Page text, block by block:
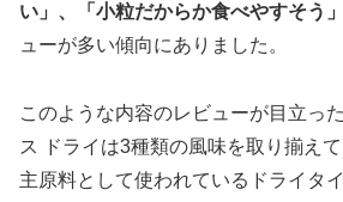
い」、「小粒だからか食べやすそう」
ューが多い傾向にありました。
このような内容のレビューが目立っ
ス ドライは3種類の風味を取り揃え
主原料として使われているドライタ